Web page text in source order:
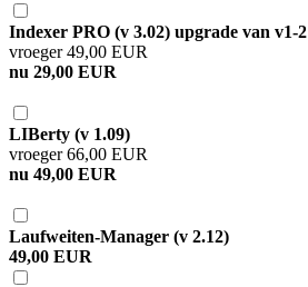
Indexer PRO (v 3.02) upgrade van v1-2
vroeger 49,00 EUR
nu 29,00 EUR
LIBerty (v 1.09)
vroeger 66,00 EUR
nu 49,00 EUR
Laufweiten-Manager (v 2.12)
49,00 EUR